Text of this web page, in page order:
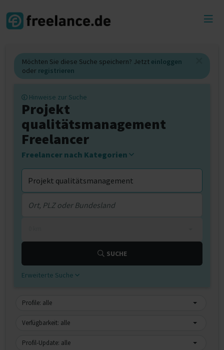
Möchten Sie diese Suche speichern? Jetzt einloggen
oder registrieren
Hinweise zur Suche
Projekt
qualitätsmanagement
Freelancer
Freelancer nach Kategorien
SUCHE
Erweiterte Suche
Profile: alle
Verfügbarkeit: alle
Profil-Update: alle